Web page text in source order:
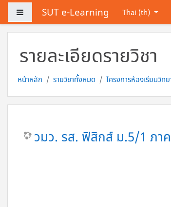
ข้ามไปที่เนื้อหาหลัก
Side panelSUT e-Learning Thai ‎(th)‎
รายละเอียดรายวิชา
หน้าหลัก รายวิชาทั้งหมด โครงการห้องเรียนวิท
วมว. รส. ฟิสิกส์ ม.5/1 ภา